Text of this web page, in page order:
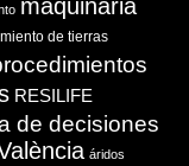
maquinaria
de tierras
RESILIFE
de decisiones
áridos